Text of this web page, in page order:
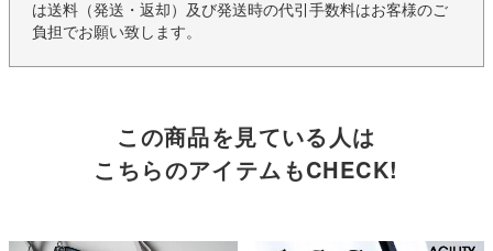
は送料（発送・返却）及び発送時の代引手数料はお客様のご
負担でお願い致します。
この商品を見ている人は
こちらのアイテムもCHECK!